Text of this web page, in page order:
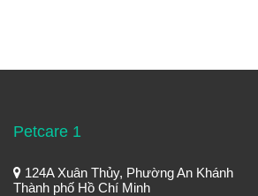
Petcare 1
124A Xuân Thủy, Phường An Khánh
Thành phố Hồ Chí Minh